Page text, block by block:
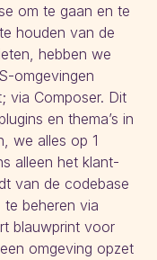
om te gaan en te
houden van de
hebben we
omgevingen
via Composer. Dit
en thema’s in
we alles op 1
alleen het klant-
van de codebase
beheren via
blauwprint voor
omgeving opzet